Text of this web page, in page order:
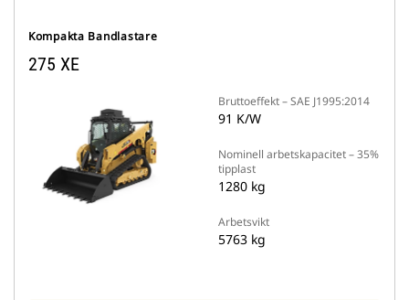
Kompakta Bandlastare
275 XE
Bruttoeffekt – SAE J1995:2014
91 K/W
Nominell arbetskapacitet – 35%
tipplast
1280 kg
Arbetsvikt
5763 kg